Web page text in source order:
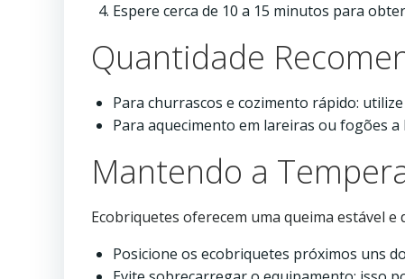
Espere cerca de 10 a 15 minutos para
Quantidade
Para churrascos e cozimento rápido:
Para aquecimento em lareiras ou fogões
Mantendo a
Ecobriquetes oferecem uma queima estável
Posicione os ecobriquetes próximos uns